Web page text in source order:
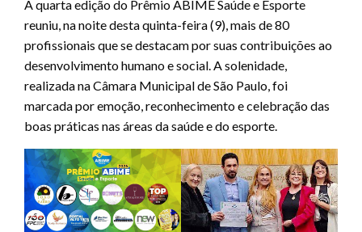
A quarta edição do Prêmio ABIME Saúde e Esporte
reuniu, na noite desta quinta-feira (9), mais de 80
profissionais que se destacam por suas contribuições ao
desenvolvimento humano e social. A solenidade,
realizada na Câmara Municipal de São Paulo, foi
marcada por emoção, reconhecimento e celebração das
boas práticas nas áreas da saúde e do esporte.